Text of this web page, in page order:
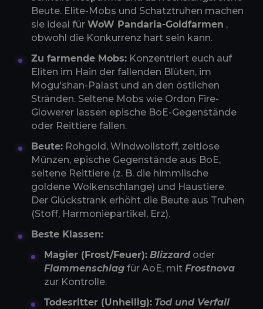
Beute. Elite-Mobs und Schatztruhen machen
sie ideal für WoW Pandaria-Goldfarmen ,
obwohl die Konkurrenz hart sein kann.
Zu farmende Mobs: Konzentriert euch auf
Eliten im Hain der fallenden Blüten, im
Mogu'shan-Palast und an den östlichen
Stränden. Seltene Mobs wie Ordon Fire-
Glowerer lassen epische BoE-Gegenstände
oder Reittiere fallen.
Beute: Rohgold, Windwollstoff, zeitlose
Münzen, epische Gegenstände aus BoE,
seltene Reittiere (z. B. die himmlische
goldene Wolkenschlange) und Haustiere.
Der Glückstrank erhöht die Beute aus Truhen
(Stoff, Harmoniepartikel, Erz).
Beste Klassen:
Magier (Frost/Feuer): Blizzardoder
Flammenschlag für AoE, mit Frostnova
zur Kontrolle.
Todesritter (Unheilig): Tod und Verfall